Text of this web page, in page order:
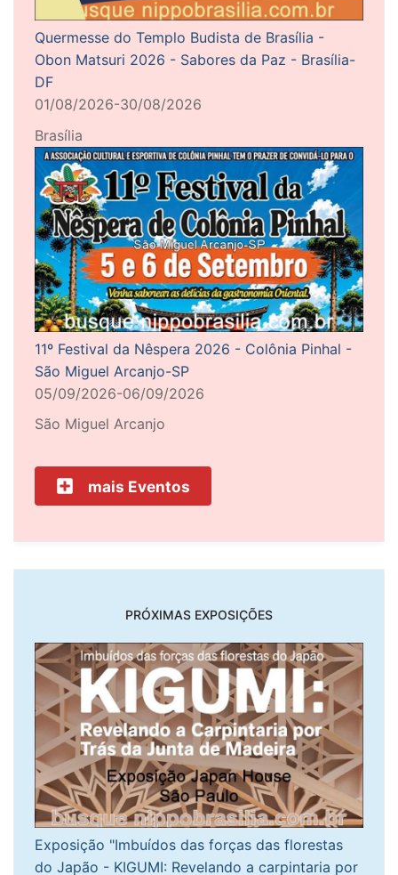
Quermesse do Templo Budista de Brasília -
Obon Matsuri 2026 - Sabores da Paz - Brasília-
DF
01/08/2026-30/08/2026
Brasília
11º Festival da Nêspera 2026 - Colônia Pinhal -
São Miguel Arcanjo-SP
05/09/2026-06/09/2026
São Miguel Arcanjo
mais Eventos
PRÓXIMAS EXPOSIÇÕES
Exposição "Imbuídos das forças das florestas
do Japão - KIGUMI: Revelando a carpintaria por